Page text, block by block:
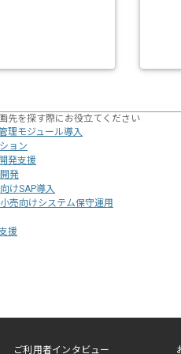
先を探す際にお役立てください
理モジュール導入
ョン
発支援
発
けSAP導入
売向けシステム保守運用
援
ご利用者インタビュー